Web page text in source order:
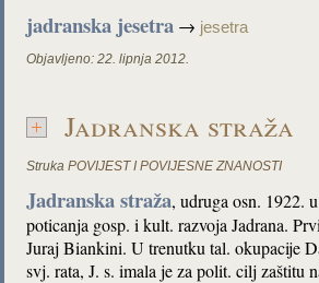
jadranska jesetra → jesetra
Objavljeno: 22. lipnja 2012.
Jadranska straža
Struka POVIJEST I POVIJESNE ZNANOSTI
Jadranska straža, udruga osn. 1922.
poticanja gosp. i kult. razvoja Jadrana.
Juraj Biankini. U trenutku tal. okupacije
svj. rata, J. s. imala je za polit. cilj zaštitu